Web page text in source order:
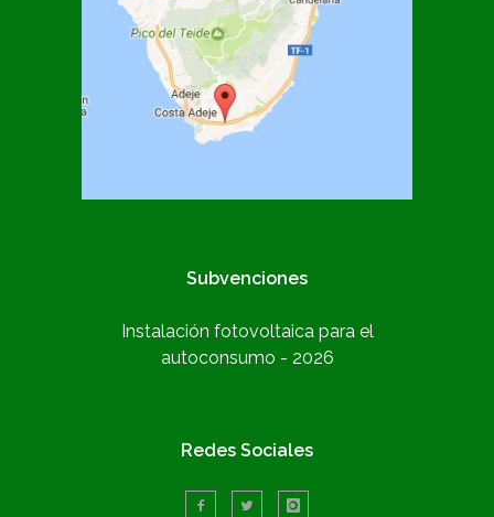
Subvenciones
Instalación fotovoltaica para el
autoconsumo - 2026
Redes Sociales